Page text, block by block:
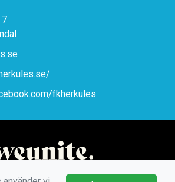
7
fkherkules